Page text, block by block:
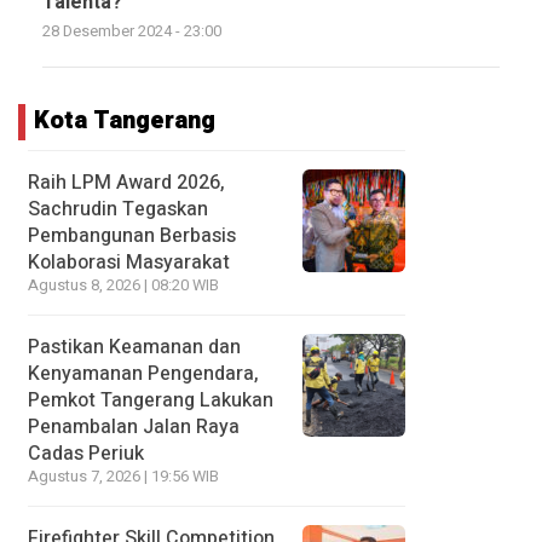
28 Desember 2024 - 23:00
Kota Tangerang
Raih LPM Award 2026,
Sachrudin Tegaskan
Pembangunan Berbasis
Kolaborasi Masyarakat
Agustus 8, 2026 | 08:20 WIB
Pastikan Keamanan dan
Kenyamanan Pengendara,
Pemkot Tangerang Lakukan
Penambalan Jalan Raya
Cadas Periuk
Agustus 7, 2026 | 19:56 WIB